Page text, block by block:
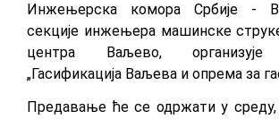
Инжењерска комора Србије -
секције инжењера машинске
центра Ваљево, организује
„Гасификација Ваљева и опрема за
Предавање ће се одржати у